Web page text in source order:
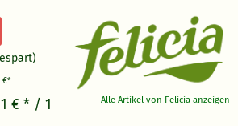
Alle Artikel von Felicia anzeigen
€*
€ * / 1